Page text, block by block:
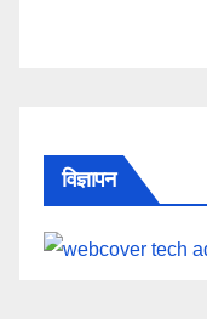
विज्ञापन